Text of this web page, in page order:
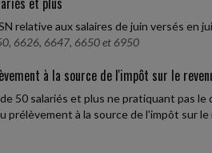
relative aux salaires de juin versés en
6626, 6647, 6650 et 6950
à la source de l'impôt sur le
50 salariés et plus ne pratiquant pas
à la source de l'impôt sur le